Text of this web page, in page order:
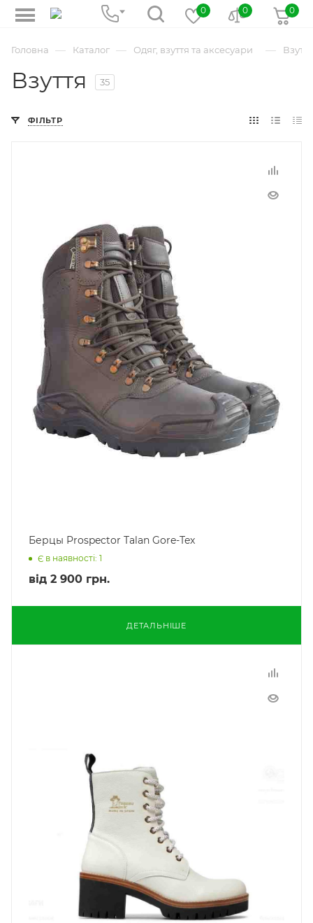
0
0 0
Головна — Каталог — Одяг, взуття та аксесуари — Взуття
Взуття 35
ФІЛЬТР
Берцы Prospector Talan Gore-Tex
Є в наявності: 1
від 2 900 грн.
ДЕТАЛЬНІШЕ